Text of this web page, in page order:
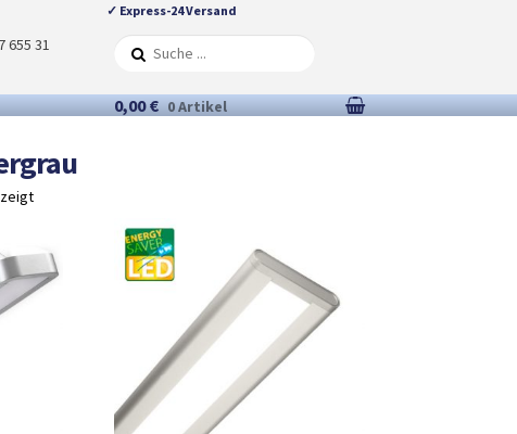
✓ Express-24 Versand
655 31
0,00 € 0 Artikel